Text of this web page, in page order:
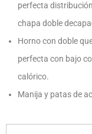
perfecta
chapa doble
Horno con doble
perfecta con bajo
calórico.
Manija y patas de